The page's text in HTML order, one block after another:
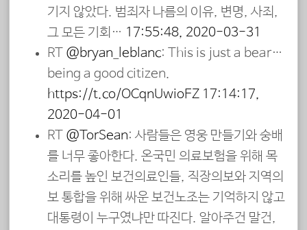
기지 않았다. 범죄자 나름의 이유, 변명, 사죄,
그 모든 기회… 17:55:48, 2020-03-31
RT @bryan_leblanc: This is just a bear…
being a good citizen.
https://t.co/OCqnUwioFZ 17:14:17,
2020-04-01
RT @TorSean: 사람들은 영웅 만들기와 숭배
를 너무 좋아한다. 온국민 의료보험을 위해 목
소리를 높인 보건의료인들, 직장의보와 지역의
보 통합을 위해 싸운 보건노조는 기억하지 않고
대통령이 누구였냐만 따진다. 알아주건 말건,